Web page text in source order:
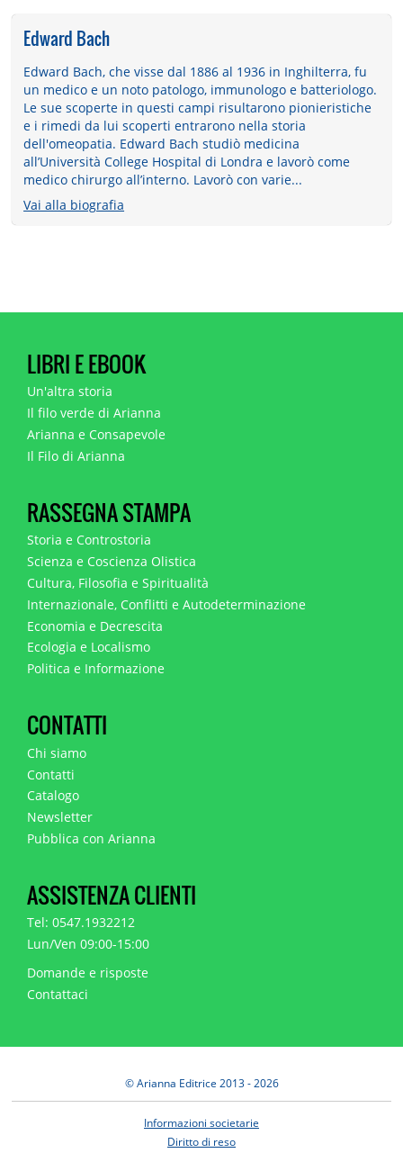
Edward Bach
Edward Bach, che visse dal 1886 al 1936 in Inghilterra, fu
un medico e un noto patologo, immunologo e batteriologo.
Le sue scoperte in questi campi risultarono pionieristiche
e i rimedi da lui scoperti entrarono nella storia
dell'omeopatia. Edward Bach studiò medicina
all’Università College Hospital di Londra e lavorò come
medico chirurgo all’interno. Lavorò con varie...
Vai alla biografia
LIBRI E EBOOK
Un'altra storia
Il filo verde di Arianna
Arianna e Consapevole
Il Filo di Arianna
RASSEGNA STAMPA
Storia e Controstoria
Scienza e Coscienza Olistica
Cultura, Filosofia e Spiritualità
Internazionale, Conflitti e Autodeterminazione
Economia e Decrescita
Ecologia e Localismo
Politica e Informazione
CONTATTI
Chi siamo
Contatti
Catalogo
Newsletter
Pubblica con Arianna
ASSISTENZA CLIENTI
Tel: 0547.1932212
Lun/Ven 09:00-15:00
Domande e risposte
Contattaci
© Arianna Editrice 2013 - 2026
Informazioni societarie
Diritto di reso